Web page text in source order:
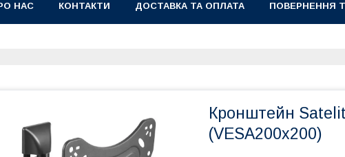
НАС КОНТАКТИ ДОСТАВКА ТА ОПЛАТА ПОВЕРНЕННЯ
Кронштейн
(VESA200х200)